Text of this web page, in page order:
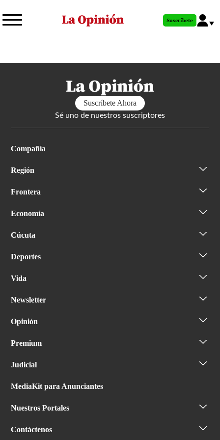
al
principal
Suscríbete
Suscríbete Ahora
Sé uno de nuestros suscriptores
Compañía
Región
Frontera
Economía
Cúcuta
Deportes
Vida
Newsletter
Opinión
Premium
Judicial
MediaKit para Anunciantes
Nuestros Portales
Contáctenos